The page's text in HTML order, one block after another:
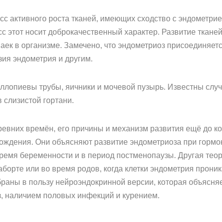
активного роста тканей, имеющих сходство с
этот носит доброкачественный характер. Развитие
в организме. Замечено, что эндометриоз
эндометрия и другим.
трубы, яичники и мочевой пузырь. Известны
гортани.
времён, его причины и механизм развития ещё до
Они объясняют развитие эндометриоза при
беременности и в период постменопаузы. Другая
или во время родов, когда клетки эндометрия
в пользу нейроэндокринной версии, которая
наличием половых инфекций и курением.